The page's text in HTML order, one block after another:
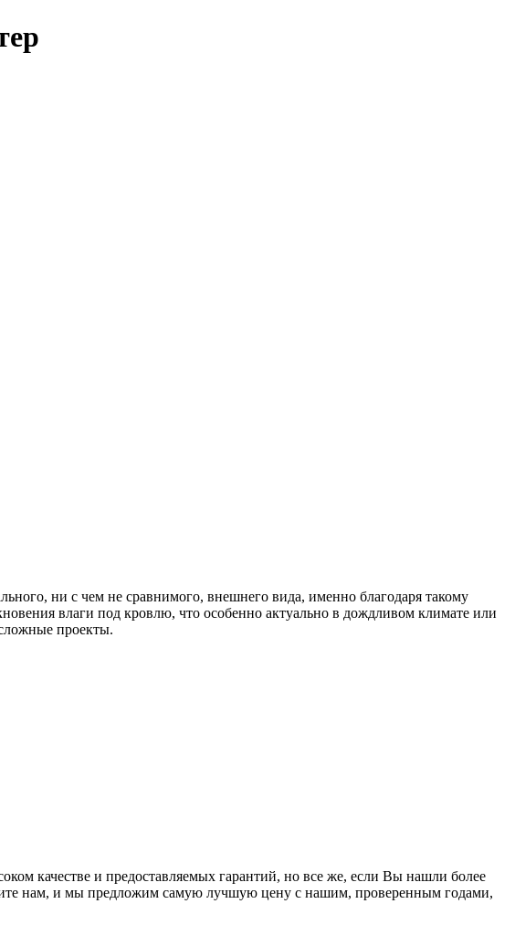
ни с чем не сравнимого, внешнего вида, именно благодаря такому
влаги под кровлю, что особенно актуально в дождливом климате или
проекты.
качестве и предоставляемых гарантий, но все же, если Вы нашли более
нам, и мы предложим самую лучшую цену с нашим, проверенным годами,